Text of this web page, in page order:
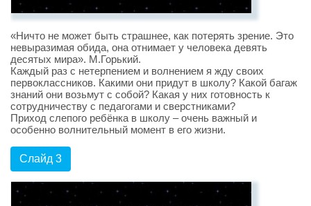
«Ничто не может быть страшнее, как потерять зрение. Это
невыразимая обида, она отнимает у человека девять
десятых мира». М.Горький.
Каждый раз с нетерпением и волнением я жду своих
первоклассников. Какими они придут в школу? Какой багаж
знаний они возьмут с собой? Какая у них готовность к
сотрудничеству с педагогами и сверстниками?
Приход слепого ребёнка в школу – очень важный и
особенно волнительный момент в его жизни.
Слайд 3